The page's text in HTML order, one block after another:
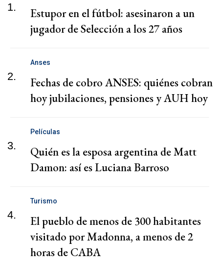
1.
Estupor en el fútbol: asesinaron a un
jugador de Selección a los 27 años
2.
Anses
Fechas de cobro ANSES: quiénes cobran
hoy jubilaciones, pensiones y AUH hoy
3.
Películas
Quién es la esposa argentina de Matt
Damon: así es Luciana Barroso
4.
Turismo
El pueblo de menos de 300 habitantes
visitado por Madonna, a menos de 2
horas de CABA